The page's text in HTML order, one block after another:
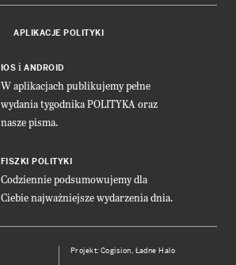
APLIKACJE POLITYKI
IOS i ANDROID
W aplikacjach publikujemy pełne
wydania tygodnika POLITYKA oraz
nasze pisma.
FISZKI POLITYKI
Codziennie podsumowujemy dla
Ciebie najważniejsze wydarzenia dnia.
Projekt:Cogision, Ładne Halo